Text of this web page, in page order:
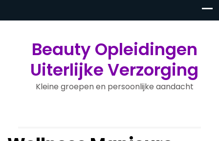
Beauty Opleidingen
Uiterlijke Verzorging
Kleine groepen en persoonlijke aandacht